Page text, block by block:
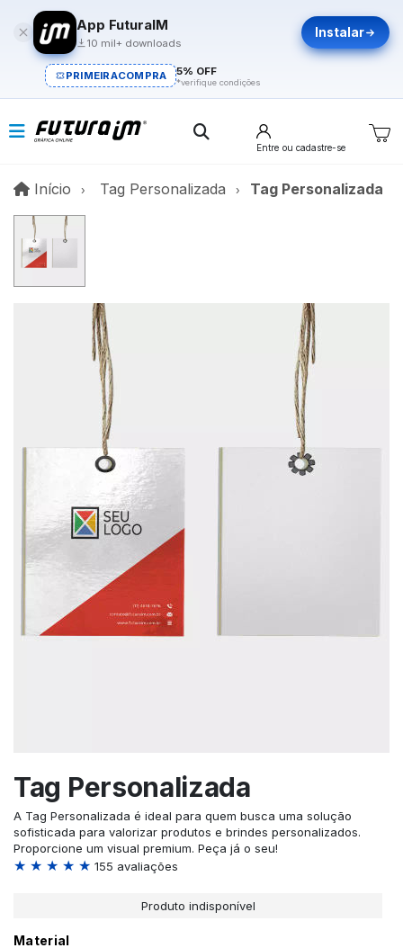
App FuturaIM
10 mil+ downloads
Instalar
PRIMEIRACOMPRA 5% OFF
*verifique condições
Entre ou cadastre-se
Início InícioTag Personalizada Tag Personalizada
Tag Personalizada
A Tag Personalizada é ideal para quem busca uma solução
sofisticada para valorizar produtos e brindes personalizados.
Proporcione um visual premium. Peça já o seu!
★ ★ ★ ★ ★ 155 avaliações
Produto indisponível
Material